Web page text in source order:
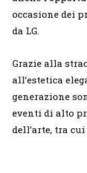
occasione dei
da LG.
Grazie alla
all’estetica
generazione
eventi di alto
dell’arte, tra